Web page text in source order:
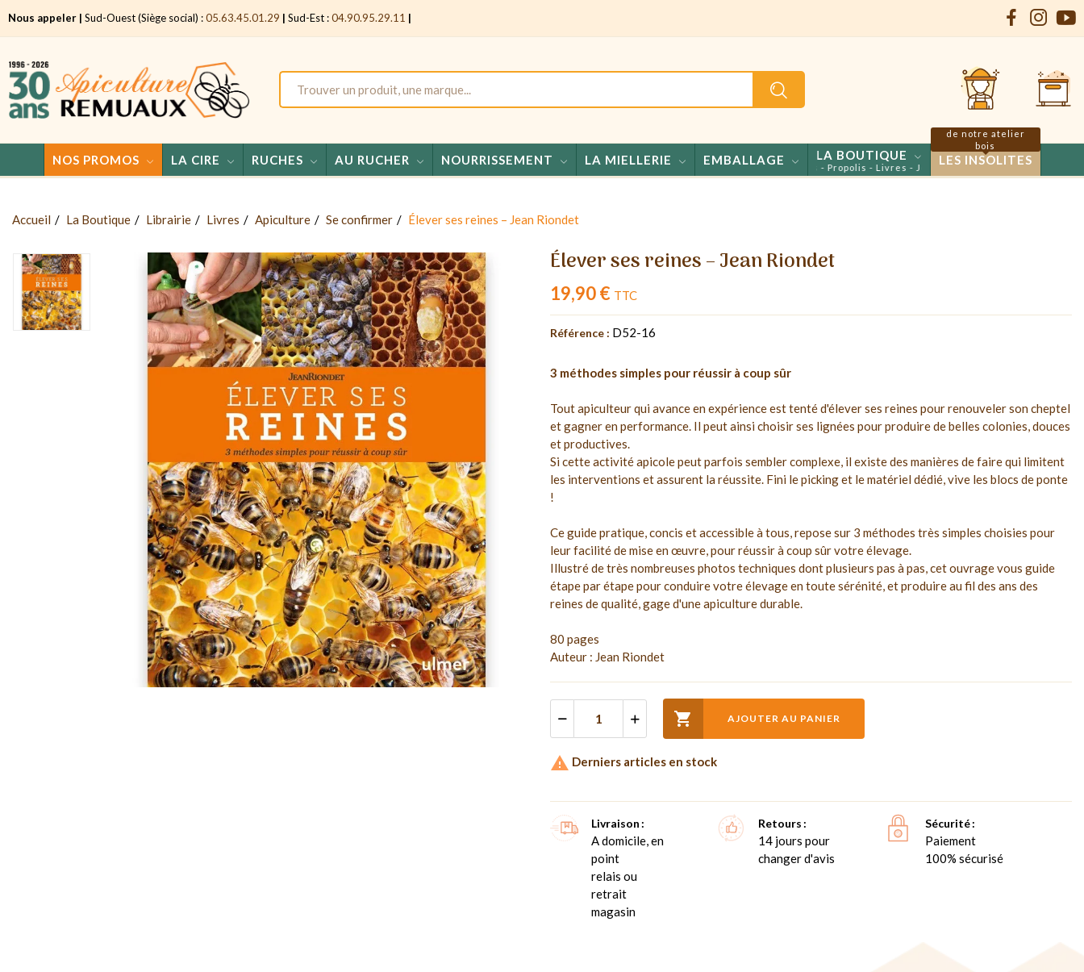
Nous appeler | Sud-Ouest (Siège social) :05.63.45.01.29 | Sud-Est :04.90.95.29.11 |
NOS PROMOS LA CIRE RUCHES AU RUCHER NOURRISSEMENT LA MIELLERIE EMBALLAGE LA BOUTIQUE
Miels - Confiseries - Propolis - Livres - Jeux
LES INSOLITES
de notre atelier
bois
Accueil La Boutique Librairie Livres Apiculture Se confirmer Élever ses reines – Jean Riondet
Élever ses reines – Jean Riondet
19,90 € TTC
Référence : D52-16
3 méthodes simples pour réussir à coup sûr
Tout apiculteur qui avance en expérience est tenté d'élever ses reines pour renouveler son cheptel
et gagner en performance. Il peut ainsi choisir ses lignées pour produire de belles colonies, douces
et productives.
Si cette activité apicole peut parfois sembler complexe, il existe des manières de faire qui limitent
les interventions et assurent la réussite. Fini le picking et le matériel dédié, vive les blocs de ponte
!
Ce guide pratique, concis et accessible à tous, repose sur 3 méthodes très simples choisies pour
leur facilité de mise en œuvre, pour réussir à coup sûr votre élevage.
Illustré de très nombreuses photos techniques dont plusieurs pas à pas, cet ouvrage vous guide
étape par étape pour conduire votre élevage en toute sérénité, et produire au fil des ans des
reines de qualité, gage d'une apiculture durable.
80 pages
Auteur : Jean Riondet
 AJOUTER AU PANIER
 Derniers articles en stock
Livraison
A domicile, en
point
relais ou
retrait
magasin
Retours
14 jours pour
changer d'avis
Sécurité
Paiement
100% sécurisé